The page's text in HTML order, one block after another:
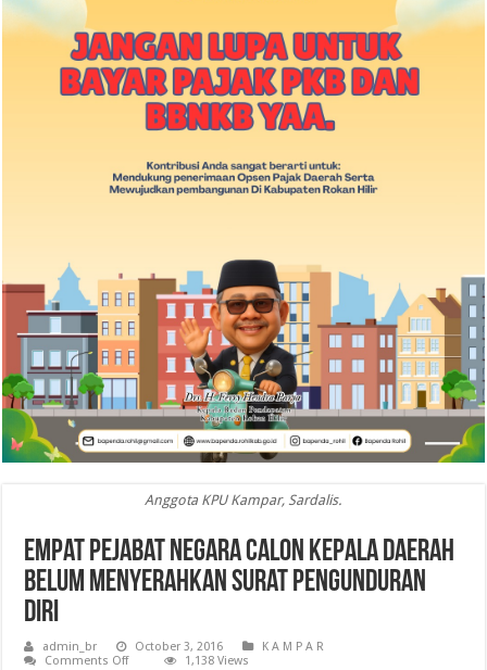
Anggota KPU Kampar, Sardalis.
Empat Pejabat Negara Calon Kepala Daerah
Belum Menyerahkan Surat Pengunduran
Diri
admin_br October 3, 2016
K A M P A R
Comments Offon
1,138 Views